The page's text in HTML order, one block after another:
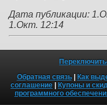
Дата публикации:
1.Окт. 12:14
Обратная связь| Как
соглашение | Купоны и
программного